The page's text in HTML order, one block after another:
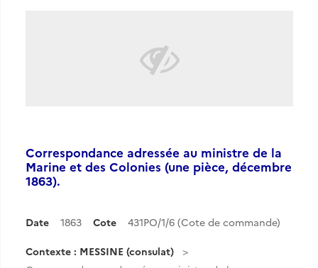
Correspondance adressée au ministre de la
Marine et des Colonies (une pièce, décembre
1863).
Date 1863 Cote 431PO/1/6 (Cote de commande)
Contexte : MESSINE (consulat)